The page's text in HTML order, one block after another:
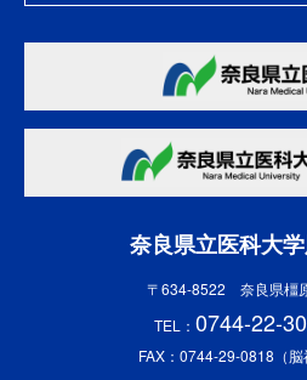
奈良県立医科大
〒634-8522 奈良県橿
TEL： 0744-22-
FAX：0744-29-0818（脳